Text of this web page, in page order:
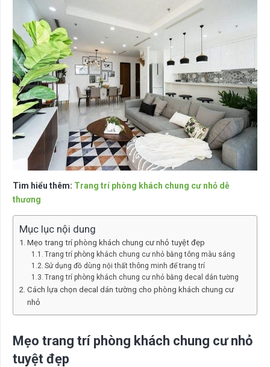
Tìm hiểu thêm: Trang trí phòng khách chung cư nhỏ dễ
thương
Mục lục nội dung
Mẹo trang trí phòng khách chung cư nhỏ tuyệt đẹp
Trang trí phòng khách chung cư nhỏ bằng tông màu sáng
Sử dụng đồ dùng nội thất thông minh để trang trí
Trang trí phòng khách chung cư nhỏ bằng decal dán tường
Cách lựa chọn decal dán tường cho phòng khách chung cư
nhỏ
Mẹo trang trí phòng khách chung cư nhỏ
tuyệt đẹp